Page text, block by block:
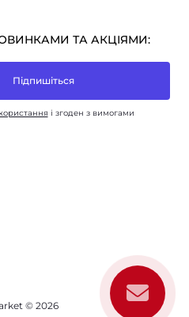
ТА АКЦІЯМИ:
Підпишіться
і згоден з вимогами
© 2026